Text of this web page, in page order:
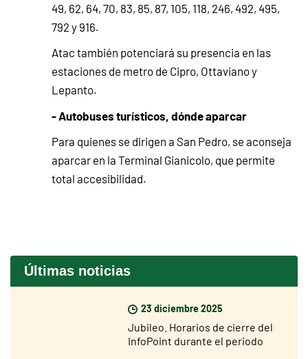
49, 62, 64, 70, 83, 85, 87, 105, 118, 246, 492, 495,
792 y 916.
Atac también potenciará su presencia en las
estaciones de metro de Cipro, Ottaviano y
Lepanto.
- Autobuses turísticos, dónde aparcar
Para quienes se dirigen a San Pedro, se aconseja
aparcar en la Terminal Gianicolo, que permite
total accesibilidad.
Últimas noticias
23 diciembre 2025
Jubileo. Horarios de cierre del
InfoPoint durante el periodo